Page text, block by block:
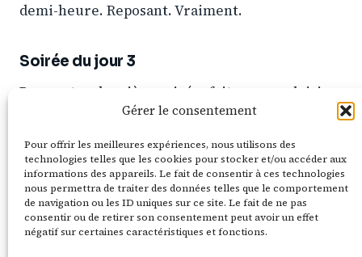
Gérer le consentement
Pour offrir les meilleures expériences, nous utilisons des
technologies telles que les cookies pour stocker et/ou accéder aux
informations des appareils. Le fait de consentir à ces technologies
nous permettra de traiter des données telles que le comportement
de navigation ou les ID uniques sur ce site. Le fait de ne pas
consentir ou de retirer son consentement peut avoir un effet
négatif sur certaines caractéristiques et fonctions.
demi-heure. Reposant. Vraiment.
Soirée du jour 3
Pour votre dernière soirée, faites-vous plaisir.
(on en reparle dans la section
bière) pour l’ambiance, ou trouvez un
restaurant un peu plus chic pour goûter à la
gastronomie tchèque revisitée.Eskadans le
quartier de Karlín fait une cuisine moderne
tchèque incroyable (comptez 500-800 CZK pour